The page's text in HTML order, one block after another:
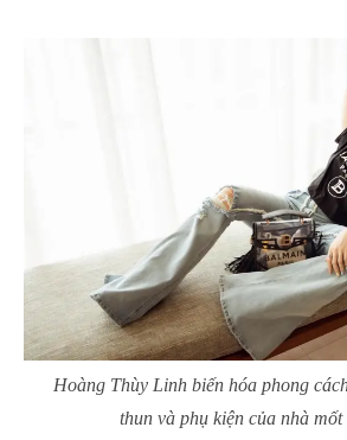
Hoàng Thùy Linh biến hóa phong
thun và phụ kiện của nhà